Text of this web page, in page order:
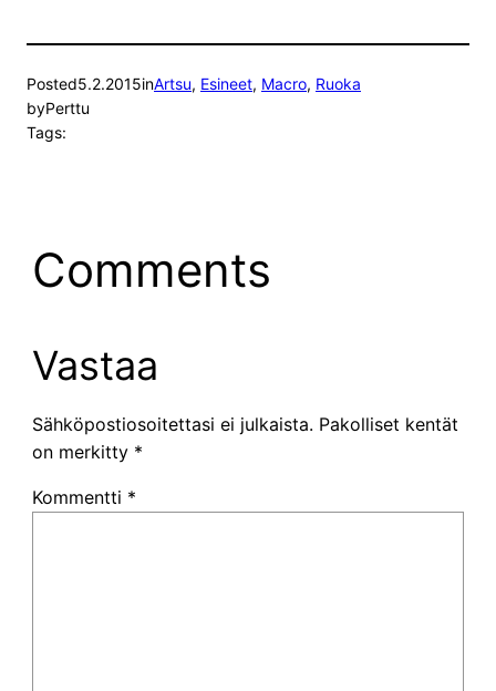
Posted5.2.2015inArtsu, Esineet, Macro, Ruoka
byPerttu
Tags:
Comments
Vastaa
Sähköpostiosoitettasi ei julkaista. Pakolliset kentät
on merkitty *
Kommentti *